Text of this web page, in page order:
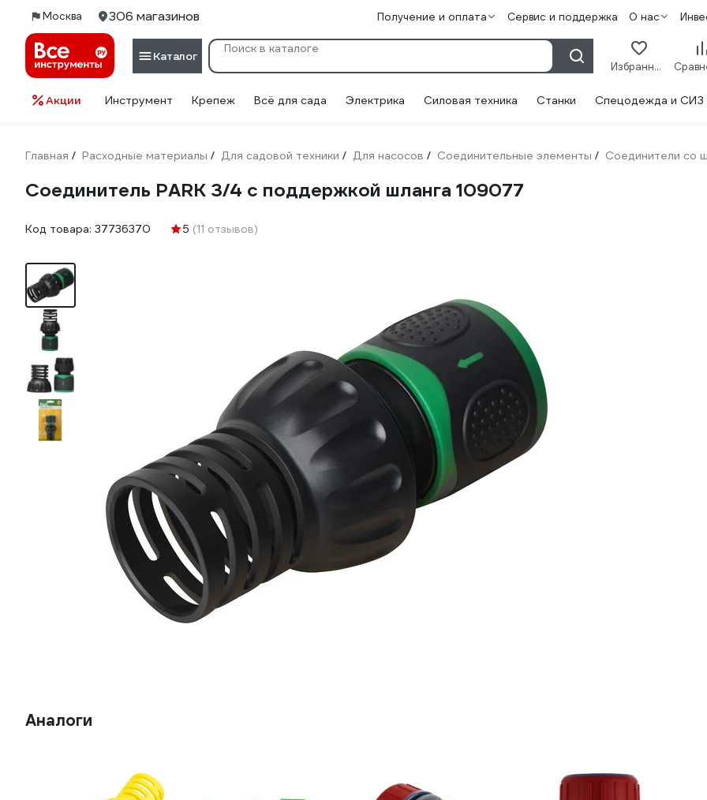
Москва 306 магазинов Получение и оплата Сервис и поддержка О нас
Каталог
Избранное
Акции Инструмент Крепеж Всё для сада Электрика Силовая техника Станки Спецодежда и СИЗ
Главная / Расходные материалы / Для садовой техники / Для насосов / Соединительные элементы / Соединители со
Соединитель PARK 3/4 с поддержкой шланга 109077
Код товара: 37736370 5 (11 отзывов)
Аналоги